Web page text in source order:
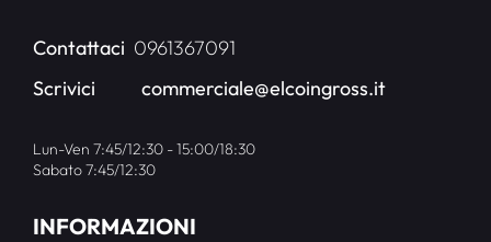
Contattaci 0961367091
Scrivici
commerciale@elcoingross.it
Lun-Ven 7:45/12:30 - 15:00/18:30
Sabato 7:45/12:30
INFORMAZIONI